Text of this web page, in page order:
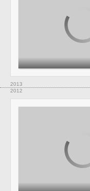
2013
2012